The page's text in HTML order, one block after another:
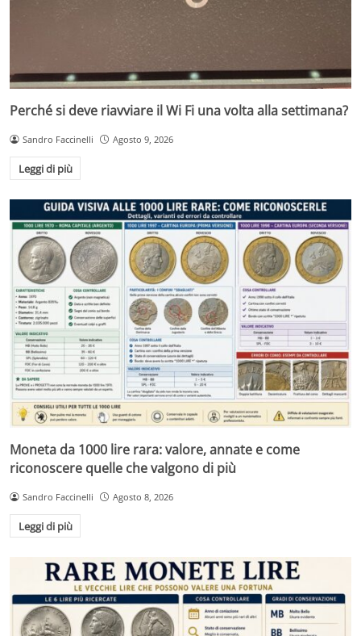
Perché si deve riavviare il Wi Fi una volta alla settimana?
Sandro Faccinelli Agosto 9, 2026
Leggi di più
Moneta da 1000 lire rara: valore, annate e come
riconoscere quelle che valgono di più
Sandro Faccinelli Agosto 8, 2026
Leggi di più